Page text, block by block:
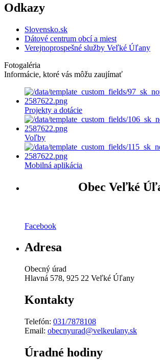
Odkazy
Slovensko.sk
Dátové centrum obcí a miest
Verejnoprospešné služby Veľké Úľany
Fotogaléria
Informácie, ktoré vás môžu zaujímať
Projekty a dotácie
Voľby
Mobilná aplikácia
Obec Veľké
Facebook
Adresa
Obecný úrad
Hlavná 578, 925 22 Veľké Úľany
Kontakty
Telefón: 031/7878108
Email: obecnyurad@velkeulany.sk
Úradné hodiny